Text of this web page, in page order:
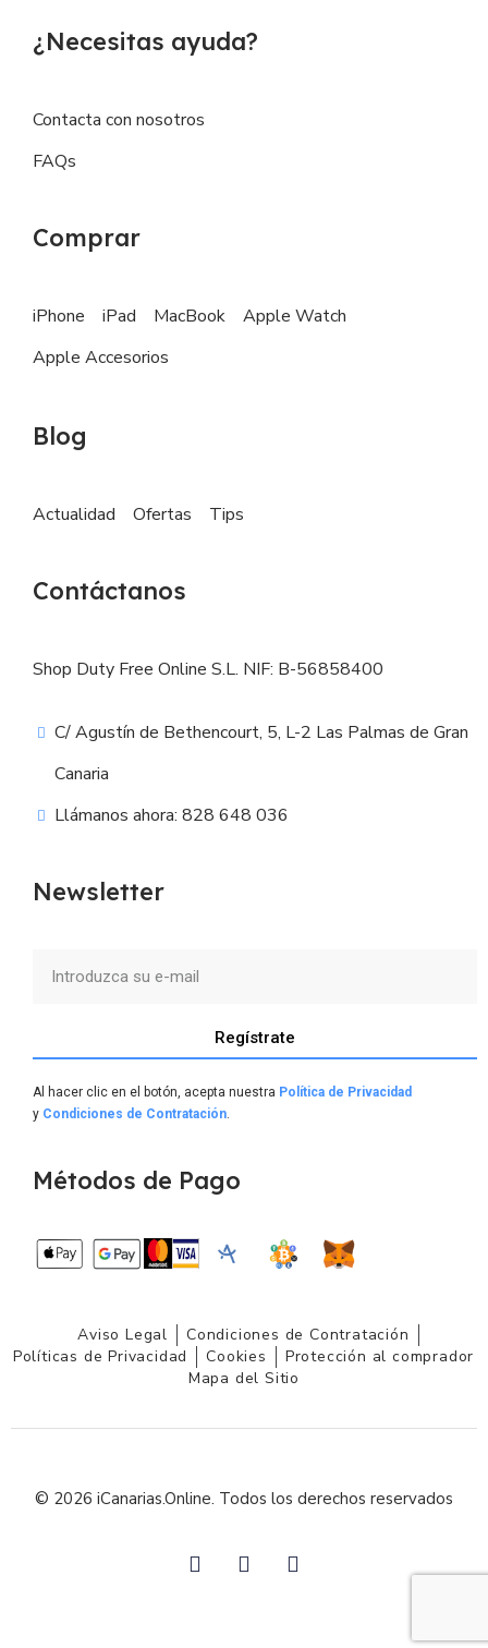
¿Necesitas ayuda?
Contacta con nosotros
FAQs
Comprar
iPhone iPad MacBook
Apple Watch
Apple Accesorios
Blog
Actualidad Ofertas Tips
Contáctanos
Shop Duty Free Online S.L. NIF: B-56858400
C/ Agustín de Bethencourt, 5, L-2 Las Palmas de Gran
Canaria
Llámanos ahora: 828 648 036
Newsletter
Regístrate
Al hacer clic en el botón, acepta nuestra Política de Privacidad
y Condiciones de Contratación.
Métodos de Pago
Aviso Legal
Condiciones de Contratación
Políticas de Privacidad
Cookies
Protección al comprador
Mapa del Sitio
© 2026 iCanarias.Online. Todos los derechos reservados